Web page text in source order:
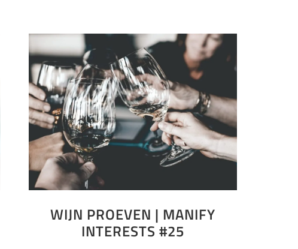
WIJN PROEVEN | MANIFY
INTERESTS #25